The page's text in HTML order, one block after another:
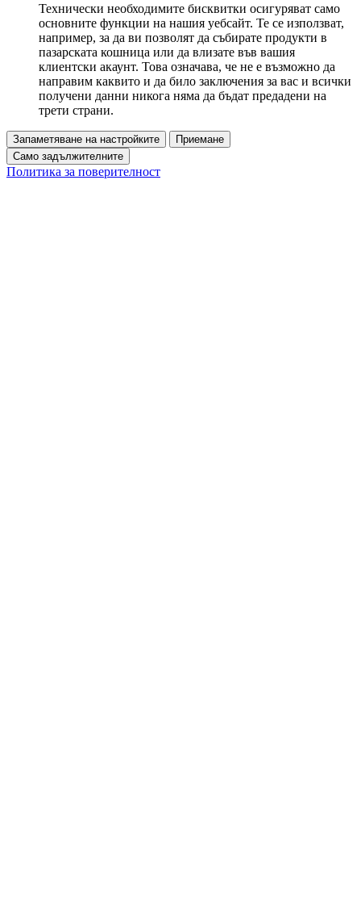
Технически необходимите бисквитки осигуряват само
основните функции на нашия уебсайт. Те се използват,
например, за да ви позволят да събирате продукти в
пазарската кошница или да влизате във вашия
клиентски акаунт. Това означава, че не е възможно да
направим каквито и да било заключения за вас и всички
получени данни никога няма да бъдат предадени на
трети страни.
Запаметяване на настройките
Приемане
Само задължителните
Политика за поверителност